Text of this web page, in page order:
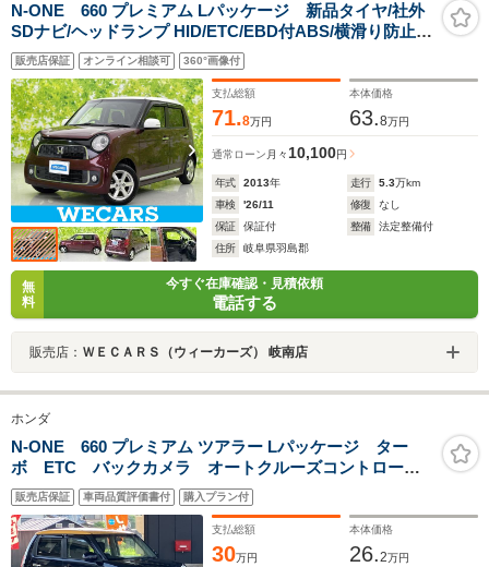
N-ONE 660 プレミアム Lパッケージ 新品タイヤ/社外
SDナビ/ヘッドランプ HID/ETC/EBD付ABS/横滑り防止装
置/アイドリングストップ/ワンセグTV/DVD/アルミホイー
ル 社外 14インチ/キーレスエントリー
販売店保証 オンライン相談可 360°画像付
支払総額
71.8万円
本体価格
63.8万円
通常ローン 月々10,100円
年式 2013年 走行 5.3万km
車検
'26/11 修復
なし
保証
保証付 整備
法定整備付
住所
岐阜県羽島郡
無
料
今すぐ在庫確認・見積依頼
電話する
販売店： ＷＥＣＡＲＳ（ウィーカーズ） 岐南店
ホンダ
N-ONE 660 プレミアム ツアラー Lパッケージ ター
ボ ETC バックカメラ オートクルーズコントロー
ル HIDオートライト ウッド調パネル 社外15AW ス
マートキー パドルシフト ベンチシート チップアッ
プシート 法定点検済 2トーンカラー
販売店保証 車両品質評価書付 購入プラン付
支払総額
30万円
本体価格
26.2万円